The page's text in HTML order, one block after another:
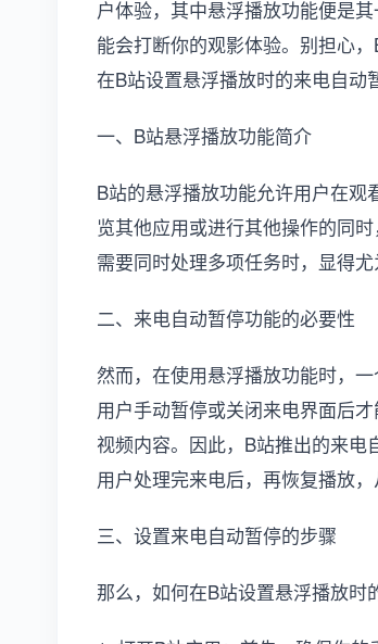
户体验，其中悬浮播放功能便是
能会打断你的观影体验。别担心
在B站设置悬浮播放时的来电自动
一、B站悬浮播放功能简介
B站的悬浮播放功能允许用户在
览其他应用或进行其他操作的同
需要同时处理多项任务时，显得尤
二、来电自动暂停功能的必要性
然而，在使用悬浮播放功能时，
用户手动暂停或关闭来电界面后
视频内容。因此，B站推出的来
用户处理完来电后，再恢复播放，
三、设置来电自动暂停的步骤
那么，如何在B站设置悬浮播放时